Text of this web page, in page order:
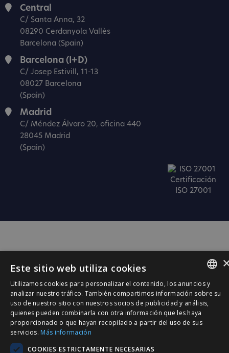
Central
C/ Santa Anna, 32
08290 Cerdanyola Vallès
Barcelona (Spain)
Barcelona (I+D)
C/ Josep Estivill, 11-13
08027 Barcelona
(Spain)
Madrid
C/ Méndez Álvaro 20, oficina 440
28045 Madrid
(Spain)
Certificación
ISO 27001
SPANISH
CATALÀ
ENGLISH
Este sitio web utiliza cookies
Utilizamos cookies para personalizar el contenido, los anuncios y
analizar nuestro tráfico. También compartimos información sobre su
uso de nuestro sitio con nuestros socios de publicidad y análisis,
quienes pueden combinarla con otra información que les haya
proporcionado o que hayan recopilado a partir del uso de sus
servicios. Más información
COOKIES ESTRICTAMENTE NECESARIAS